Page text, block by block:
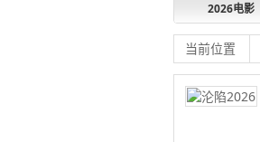
2026电影
当前位置